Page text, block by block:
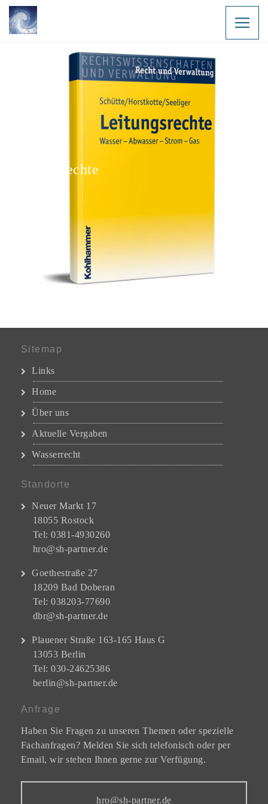
Leitungsrechte
Sitemap
Links
Home
Über uns
Aktuelle Vergaben
Wasserrecht
Standorte
Neuer Markt 17
18055 Rostock
Tel: 0381-4930260
hro@sh-partner.de
Goethestraße 27
18209 Bad Doberan
Tel: 038203-77690
dbr@sh-partner.de
Plauener Straße 163-165 Haus G
13053 Berlin
Tel: 030-24625386
berlin@sh-partner.de
Anfrage
Haben Sie Fragen zu unseren Themen oder spezielle
Fachanfragen? Melden Sie sich telefonisch oder per
Email, wir stehen Ihnen gerne zur Verfügung.
hro@sh-partner.de